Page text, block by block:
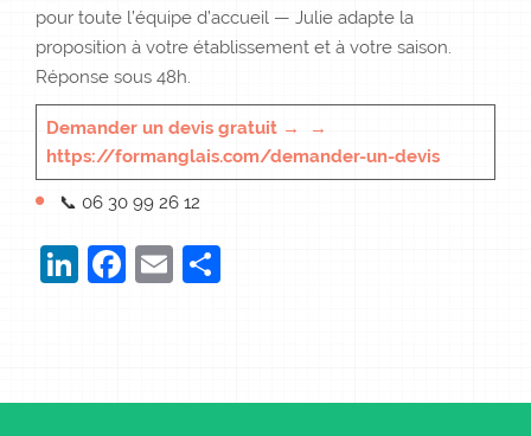
pour toute l’équipe d’accueil — Julie adapte la
proposition à votre établissement et à votre saison.
Réponse sous 48h.
Demander un devis gratuit → →
https://formanglais.com/demander-un-devis
📞 06 30 99 26 12
LinkedIn
Facebook
Email